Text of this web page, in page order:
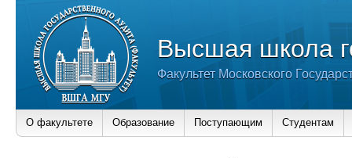
Высшая школа
Факультет Московского
О факультете Образование Поступающим Студентам